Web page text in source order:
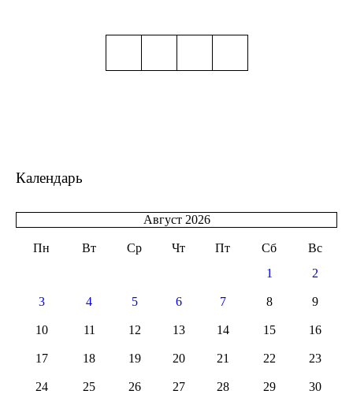
Календарь
Август 2026
Пн Вт Ср Чт Пт Сб
Вс
1
2
3 4 5 6 7 8 9
10 11 12 13 14 15 16
17 18 19 20 21 22 23
24 25 26 27 28 29 30